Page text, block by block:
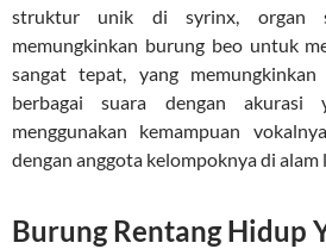
struktur unik di syrinx, organ
memungkinkan burung beo untuk
sangat tepat, yang
berbagai suara dengan
menggunakan kemampuan
dengan anggota kelompoknya di alam
Burung Rentang Hidup